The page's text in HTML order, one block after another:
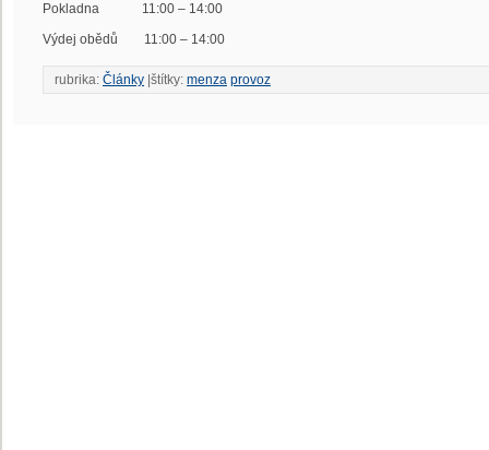
Pokladna 11:00 – 14:00
Výdej obědů 11:00 – 14:00
rubrika: Články |štítky: menza provoz